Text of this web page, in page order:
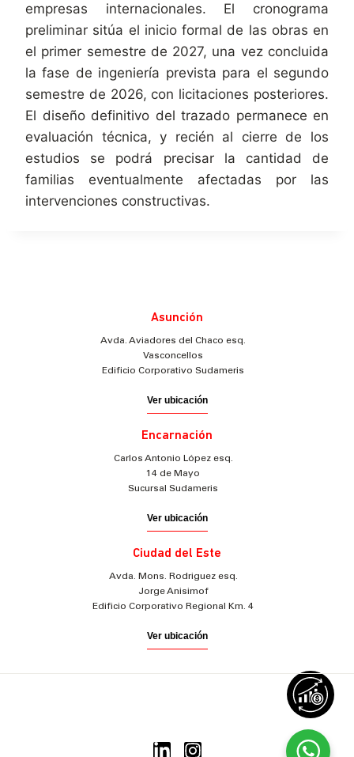
empresas internacionales. El cronograma
preliminar sitúa el inicio formal de las obras en
el primer semestre de 2027, una vez concluida
la fase de ingeniería prevista para el segundo
semestre de 2026, con licitaciones posteriores.
El diseño definitivo del trazado permanece en
evaluación técnica, y recién al cierre de los
estudios se podrá precisar la cantidad de
familias eventualmente afectadas por las
intervenciones constructivas.
Asunción
Avda. Aviadores del Chaco esq.
Vasconcellos
Edificio Corporativo Sudameris
Ver ubicación
Encarnación
Carlos Antonio López esq.
14 de Mayo
Sucursal Sudameris
Ver ubicación
Ciudad del Este
Avda. Mons. Rodriguez esq.
Jorge Anisimof
Edificio Corporativo Regional Km. 4
Ver ubicación